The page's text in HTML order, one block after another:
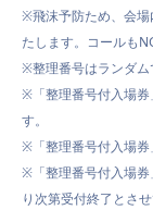
※飛沫予防ため、会場
たします。コールも
※整理番号はランダム
※「整理番号付入場券
す。
※「整理番号付入場券
※「整理番号付入場券
り次第受付終了とさ